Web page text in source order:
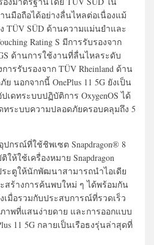
านมือถือได้อย่างลื่นไหลต่อเนื่องแม้
TÜV SÜD ด้านความแม่นยำและ
Rating S มีการรับรองจาก
ด้านการใช้งานที่ลื่นไหลระดับ
การรับรองจาก TÜV Rheinland ด้าน
นอกจากนี้ OnePlus 11 5G ยังเป็น
ดทระบบปฏิบัติการ OxygenOS ได้
ทระบบความปลอดภัยครอบคลุมถึง 5
ปกรณ์ที่ใช้ชิพเซต Snapdragon® 8
ห้ใช้เครื่องหมาย Snapdragon
ระตูให้นักพัฒนาสามารถนำไอเดีย
สร้างการค้นพบใหม่ ๆ ได้พร้อมกัน
เมื่อรวมกับประสบการณ์ที่รวดเร็ว
าพที่แสนง่ายดาย และการออกแบบ
11 5G กลายเป็นเรือธงรุ่นล่าสุดที่